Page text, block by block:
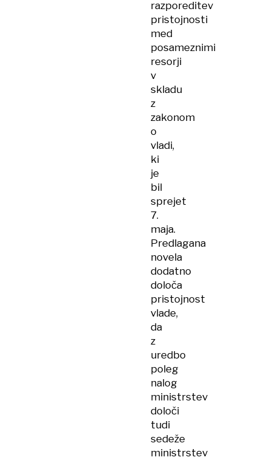
razporeditev
pristojnosti
med
posameznimi
resorji
v
skladu
z
zakonom
o
vladi,
ki
je
bil
sprejet
7.
maja.
Predlagana
novela
dodatno
določa
pristojnost
vlade,
da
z
uredbo
poleg
nalog
ministrstev
določi
tudi
sedeže
ministrstev